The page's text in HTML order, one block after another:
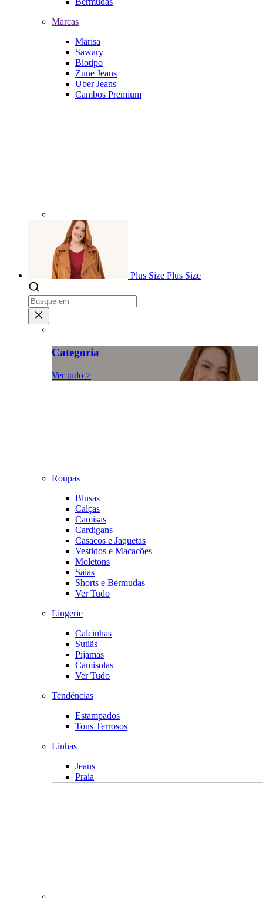
Marcas
Marisa
Sawary
Biotipo
Zune Jeans
Uber Jeans
Cambos Premium
Plus Size Plus Size
Categoria
Ver tudo >
Roupas
Blusas
Calças
Camisas
Cardigans
Casacos e Jaquetas
Vestidos e Macacões
Moletons
Saias
Shorts e Bermudas
Ver Tudo
Lingerie
Calcinhas
Sutiãs
Pijamas
Camisolas
Ver Tudo
Tendências
Estampados
Tons Terrosos
Linhas
Jeans
Praia